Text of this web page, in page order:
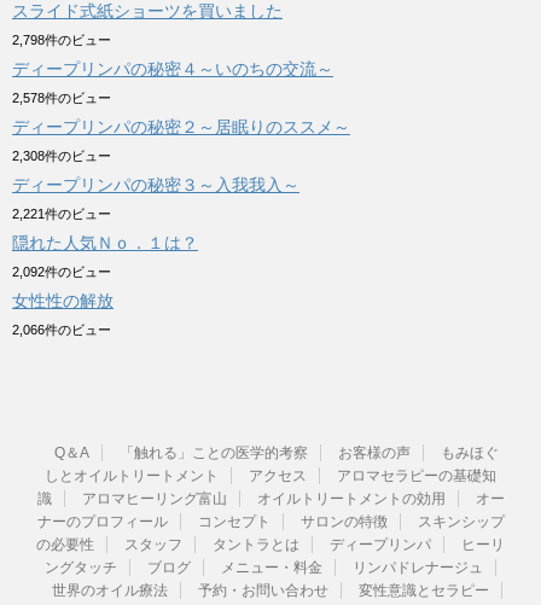
スライド式紙ショーツを買いました
2,798件のビュー
ディープリンパの秘密４～いのちの交流～
2,578件のビュー
ディープリンパの秘密２～居眠りのススメ～
2,308件のビュー
ディープリンパの秘密３～入我我入～
2,221件のビュー
隠れた人気Ｎｏ．１は？
2,092件のビュー
女性性の解放
2,066件のビュー
Q＆A 「触れる」ことの医学的考察 お客様の声
もみほぐ
しとオイルトリートメント
アクセス
アロマセラピーの基礎知
識
アロマヒーリング富山 オイルトリートメントの効用
オー
ナーのプロフィール
コンセプト サロンの特徴
スキンシップ
の必要性
スタッフ タントラとは ディープリンパ
ヒーリ
ングタッチ
ブログ メニュー・料金
リンパドレナージュ
世界のオイル療法
予約・お問い合わせ 変性意識とセラピー